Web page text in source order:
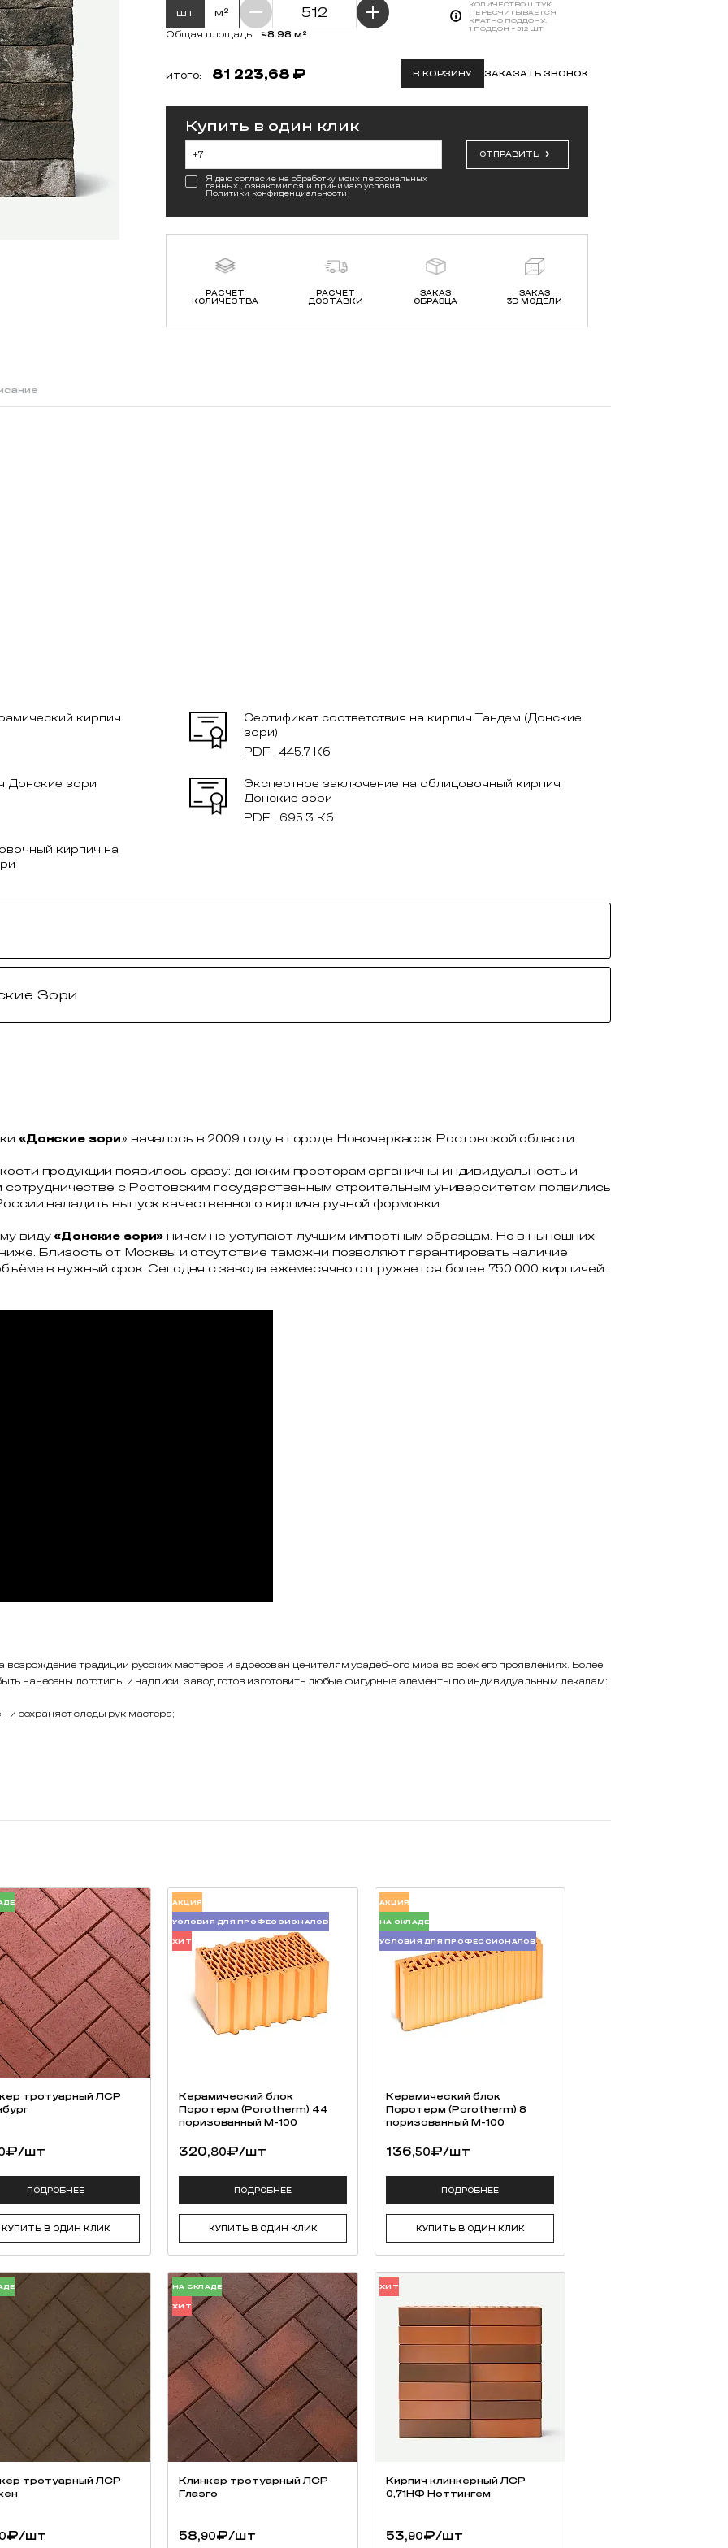
шт м²
Общая площадь ≈8.98 м²
КОЛИЧЕСТВО ШТУК
ПЕРЕСЧИТЫВАЕТСЯ
КРАТНО ПОДДОНУ:
1 ПОДДОН = 512 ШТ
ИТОГО: 81 223,68 ₽ В КОРЗИНУ ЗАКАЗАТЬ ЗВОНОК
Купить в один клик
ОТПРАВИТЬ
Я даю согласие на обработку моих персональных
данных , ознакомился и принимаю условия
Политики конфиденциальности
РАСЧЕТ
КОЛИЧЕСТВА
РАСЧЕТ
ДОСТАВКИ
ЗАКАЗ
ОБРАЗЦА
ЗАКАЗ
3D МОДЕЛИ
кирпич
Донские зори
кирпич на
Сертификат соответствия на кирпич Тандем (Донские
зори)
PDF , 445.7 Кб
Экспертное заключение на облицовочный кирпич
Донские зори
PDF , 695.3 Кб
Зори
«Донские зори» началось в 2009 году в городе Новочеркасск Ростовской области.
продукции появилось сразу: донским просторам органичны индивидуальность и
сотрудничестве с Ростовским государственным строительным университетом появились
наладить выпуск качественного кирпича ручной формовки.
виду «Донские зори» ничем не уступают лучшим импортным образцам. Но в нынешних
Близость от Москвы и отсутствие таможни позволяют гарантировать наличие
в нужный срок. Сегодня с завода ежемесячно отгружается более 750 000 кирпичей.
традиций русских мастеров и адресован ценителям усадебного мира во всех его проявлениях. Более
нанесены логотипы и надписи, завод готов изготовить любые фигурные элементы по индивидуальным лекалам:
и сохраняет следы рук мастера;
тротуарный ЛСР
₽/шт
ПОДРОБНЕЕ
КУПИТЬ В ОДИН КЛИК
АКЦИЯ
УСЛОВИЯ ДЛЯ ПРОФЕССИОНАЛОВ
ХИТ
Керамический блок
Поротерм (Porotherm) 44
поризованный М-100
320,80₽/шт
ПОДРОБНЕЕ
КУПИТЬ В ОДИН КЛИК
АКЦИЯ
НА СКЛАДЕ
УСЛОВИЯ ДЛЯ ПРОФЕССИОНАЛОВ
Керамический блок
Поротерм (Porotherm) 8
поризованный М-100
136,50₽/шт
ПОДРОБНЕЕ
КУПИТЬ В ОДИН КЛИК
тротуарный ЛСР
₽/шт
НА СКЛАДЕ
ХИТ
Клинкер тротуарный ЛСР
Глазго
58,90₽/шт
ХИТ
Кирпич клинкерный ЛСР
0,71НФ Ноттингем
53,90₽/шт